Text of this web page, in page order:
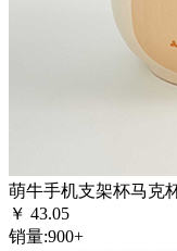
萌牛手机支架杯马克
￥ 43.05
销量:900+